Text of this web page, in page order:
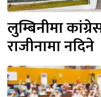
लुम्बिनीमा
राजीनामा नदिने